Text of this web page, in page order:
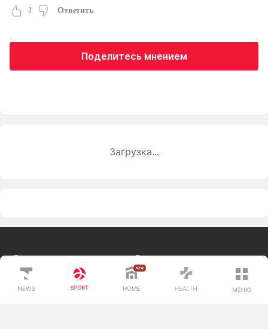
2 Ответить
Поделитесь мнением
Загрузка...
Спорт
Вокруг спорта
Тренды
О проекте
Контакты редакции
Реклама